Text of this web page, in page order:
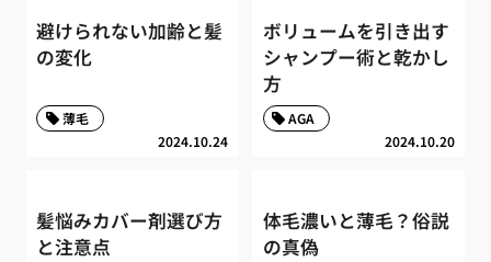
避けられない加齢と髪
の変化
2024.10.24
薄毛
ボリュームを引き出す
シャンプー術と乾かし
方
2024.10.20
AGA
髪悩みカバー剤選び方
と注意点
体毛濃いと薄毛？俗説
の真偽